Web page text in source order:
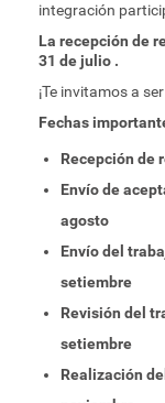
integración
La recepción de
31 de julio .
¡Te invitamos a
Fechas
Recepción de
Envío de
agosto
Envío del
setiembre
Revisión del
setiembre
Realización